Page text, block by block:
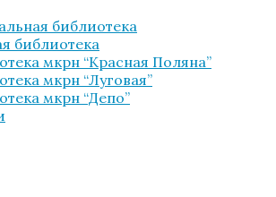
библиотека
библиотека
мкрн “Красная Поляна”
мкрн “Луговая”
мкрн “Депо”